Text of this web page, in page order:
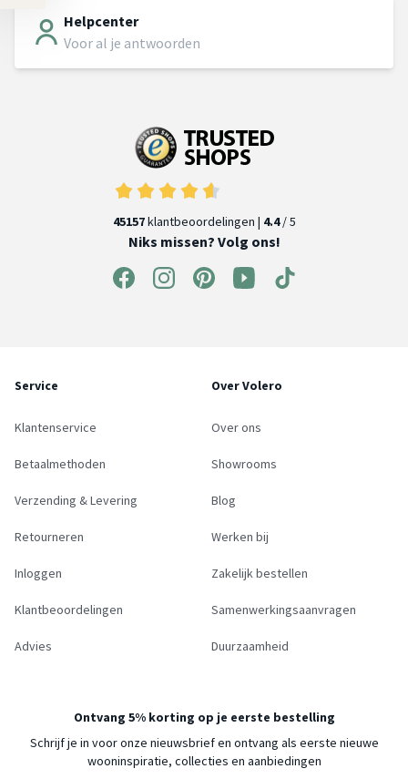
Helpcenter
Voor al je antwoorden
45157klantbeoordelingen | 4.4/ 5
Niks missen? Volg ons!
Service
Klantenservice
Betaalmethoden
Verzending & Levering
Retourneren
Inloggen
Klantbeoordelingen
Advies
Over Volero
Over ons
Showrooms
Blog
Werken bij
Zakelijk bestellen
Samenwerkingsaanvragen
Duurzaamheid
Ontvang 5% korting op je eerste bestelling
Schrijf je in voor onze nieuwsbrief en ontvang als eerste nieuwe
wooninspiratie, collecties en aanbiedingen